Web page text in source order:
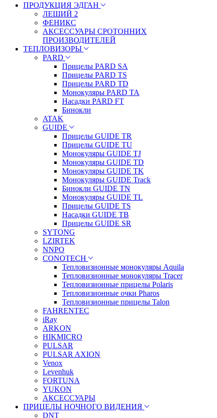
ПРОДУКЦИЯ ЭДГАН
ЛЕШИЙ 2
ФЕНИКС
АКСЕССУАРЫ СРОТОННИХ
ПРОИЗВОДИТЕЛЕЙ
ТЕПЛОВИЗОРЫ
PARD
Прицелы PARD SA
Прицелы PARD TS
Прицелы PARD TD
Монокуляры PARD TA
Насадки PARD FT
Бинокли
ATAK
GUIDE
Прицелы GUIDE TR
Прицелы GUIDE TU
Монокуляры GUIDE TJ
Монокуляры GUIDE TD
Монокуляры GUIDE TK
Монокуляры GUIDE Track
Бинокли GUIDE TN
Монокуляры GUIDE TL
Прицелы GUIDE TS
Насадки GUIDE TB
Прицелы GUIDE SR
SYTONG
LZIRTEK
NNPO
CONOTECH
Тепловизионные монокуляры Aquila
Тепловизионные монокуляры Tracer
Тепловизионные прицелы Polaris
Тепловизионные очки Pharos
Тепловизионные прицелы Talon
FAHRENTEC
iRay
ARKON
HIKMICRO
PULSAR
PULSAR AXION
Venox
Levenhuk
FORTUNA
YUKON
АКСЕССУАРЫ
ПРИЦЕЛЫ НОЧНОГО ВИДЕНИЯ
DNT